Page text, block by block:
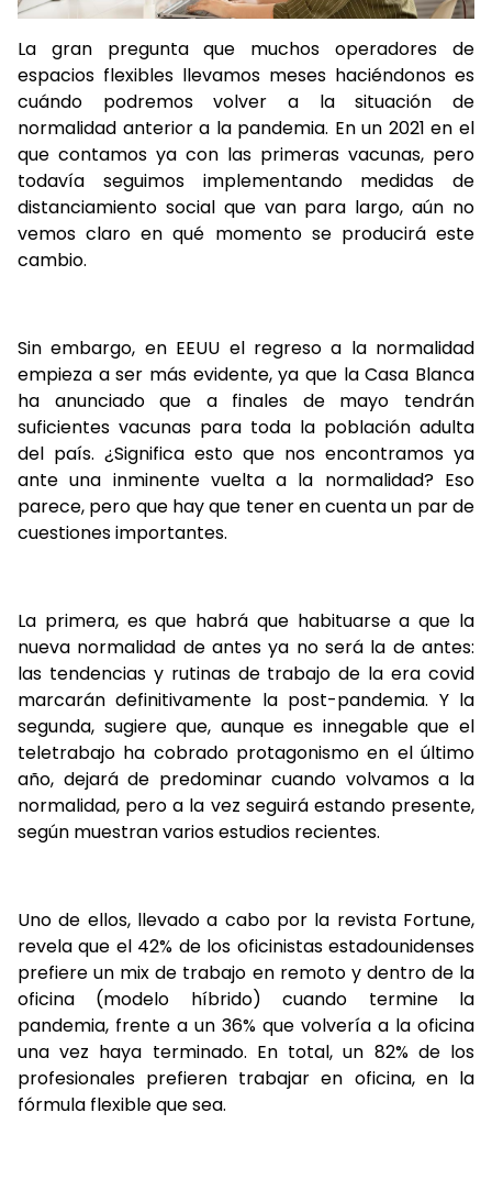
La gran pregunta que muchos operadores de
espacios flexibles llevamos meses haciéndonos es
cuándo podremos volver a la situación de
normalidad anterior a la pandemia. En un 2021 en el
que contamos ya con las primeras vacunas, pero
todavía seguimos implementando medidas de
distanciamiento social que van para largo, aún no
vemos claro en qué momento se producirá este
cambio.
Sin embargo, en EEUU el regreso a la normalidad
empieza a ser más evidente, ya que la Casa Blanca
ha anunciado que a finales de mayo tendrán
suficientes vacunas para toda la población adulta
del país. ¿Significa esto que nos encontramos ya
ante una inminente vuelta a la normalidad? Eso
parece, pero que hay que tener en cuenta un par de
cuestiones importantes.
La primera, es que habrá que habituarse a que la
nueva normalidad de antes ya no será la de antes:
las tendencias y rutinas de trabajo de la era covid
marcarán definitivamente la post-pandemia. Y la
segunda, sugiere que, aunque es innegable que el
teletrabajo ha cobrado protagonismo en el último
año, dejará de predominar cuando volvamos a la
normalidad, pero a la vez seguirá estando presente,
según muestran varios estudios recientes.
Uno de ellos, llevado a cabo por la revista Fortune,
revela que el 42% de los oficinistas estadounidenses
prefiere un mix de trabajo en remoto y dentro de la
oficina (modelo híbrido) cuando termine la
pandemia, frente a un 36% que volvería a la oficina
una vez haya terminado. En total, un 82% de los
profesionales prefieren trabajar en oficina, en la
fórmula flexible que sea.